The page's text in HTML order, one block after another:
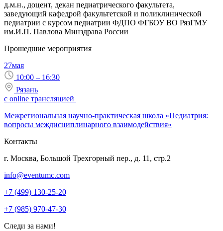
д.м.н., доцент, декан педиатрического факультета,
заведующий кафедрой факультетской и поликлинической
педиатрии с курсом педиатрии ФДПО ФГБОУ ВО РязГМУ
им.И.П. Павлова Минздрава России
Прошедшие мероприятия
27мая
10:00 – 16:30
Рязань
с online трансляцией
Межрегиональная научно-практическая школа «Педиатрия:
вопросы междисциплинарного взаимодействия»
Контакты
г. Москва, Большой Трехгорный пер., д. 11, стр.2
info@eventumc.com
+7 (499) 130-25-20
+7 (985) 970-47-30
Следи за нами!